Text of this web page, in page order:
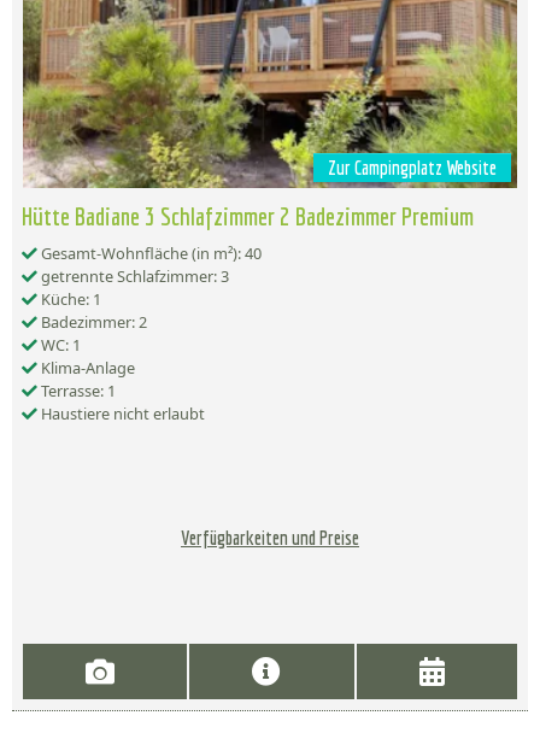
Zur Campingplatz Website
Hütte Badiane 3 Schlafzimmer 2 Badezimmer Premium
Gesamt-Wohnfläche (in m²): 40
getrennte Schlafzimmer: 3
Küche: 1
Badezimmer: 2
WC: 1
Klima-Anlage
Terrasse: 1
Haustiere nicht erlaubt
Verfügbarkeiten und Preise